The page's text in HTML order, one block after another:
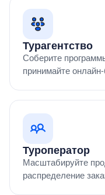
Турагентство
Соберите
принимайте
Туроператор
Масштабируйте
распределение